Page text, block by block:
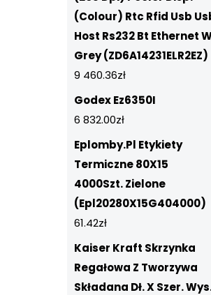
(Colour) Rtc Rfid Usb
Host Rs232 Bt Ethernet
Grey (ZD6A14231ELR2EZ)
9 460.36zł
Godex Ez6350I
6 832.00zł
Eplomby.Pl Etykiety
Termiczne 80X15
4000Szt. Zielone
(Epl20280X15G404000)
61.42zł
Kaiser Kraft Skrzynka
Regałowa Z Tworzywa
Składana Dł. X Szer.